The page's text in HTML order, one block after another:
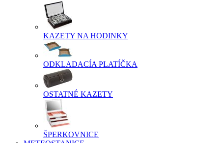
KAZETY NA HODINKY
ODKLADACÍA PLATÍČKA
OSTATNÉ KAZETY
ŠPERKOVNICE